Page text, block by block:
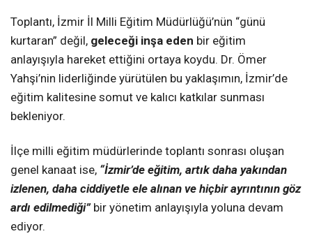
Toplantı, İzmir İl Milli Eğitim Müdürlüğü’nün “günü
kurtaran” değil, geleceği inşa eden bir eğitim
anlayışıyla hareket ettiğini ortaya koydu. Dr. Ömer
Yahşi’nin liderliğinde yürütülen bu yaklaşımın, İzmir’de
eğitim kalitesine somut ve kalıcı katkılar sunması
bekleniyor.
İlçe milli eğitim müdürlerinde toplantı sonrası oluşan
genel kanaat ise, “İzmir’de eğitim, artık daha yakından
izlenen, daha ciddiyetle ele alınan ve hiçbir ayrıntının göz
ardı edilmediği”bir yönetim anlayışıyla yoluna devam
ediyor.